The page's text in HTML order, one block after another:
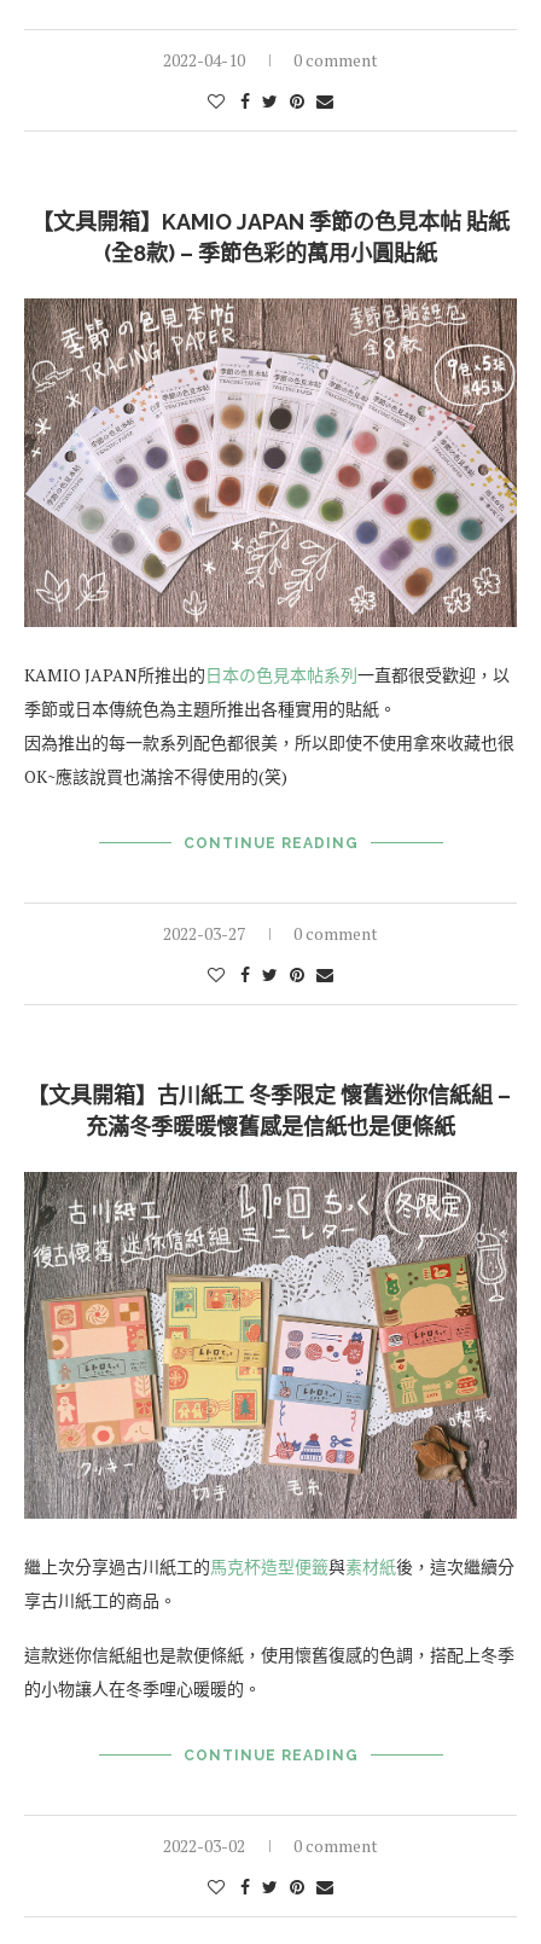
2022-04-10 0 comment
【文具開箱】KAMIO JAPAN 季節の色見本帖 貼紙
(全8款) – 季節色彩的萬用小圓貼紙
KAMIO JAPAN所推出的日本の色見本帖系列一直都很受歡迎，以
季節或日本傳統色為主題所推出各種實用的貼紙。
因為推出的每一款系列配色都很美，所以即使不使用拿來收藏也很
OK~應該說買也滿捨不得使用的(笑)
CONTINUE READING
2022-03-27 0 comment
【文具開箱】古川紙工 冬季限定 懷舊迷你信紙組 –
充滿冬季暖暖懷舊感是信紙也是便條紙
繼上次分享過古川紙工的馬克杯造型便籤與素材紙後，這次繼續分
享古川紙工的商品。
這款迷你信紙組也是款便條紙，使用懷舊復感的色調，搭配上冬季
的小物讓人在冬季哩心暖暖的。
CONTINUE READING
2022-03-02 0 comment